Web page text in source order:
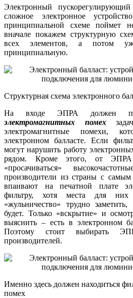
Электронный
сложное электронное
принципиальной схеме поймет
вначале покажем структурную
всех элементов, а потом
принципиальную.
Структурная схема электронного
На входе ЭПРА должен
электромагнитных помех
электромагнитные помехи,
электронном балласте. Если
могут нарушить работу
рядом. Кроме этого, от ЭПРА
«просачиваться»
производители из страны с
впаивают на печатной плате
фильтру, хотя места для них
«жульничество» трудно
будет. Только «вскрытие» и
выяснить – есть в электронном
Поэтому стоит выбирать
производителей.
Именно здесь должен находиться
помех